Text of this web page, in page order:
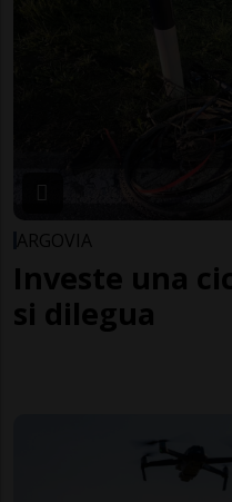
ARGOVIA
Investe una
si dilegua